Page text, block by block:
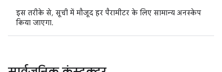
इस तरीके से, सूची में मौजूद हर पैरामीटर के लिए सामान्य अनस्केप
किया जाएगा.